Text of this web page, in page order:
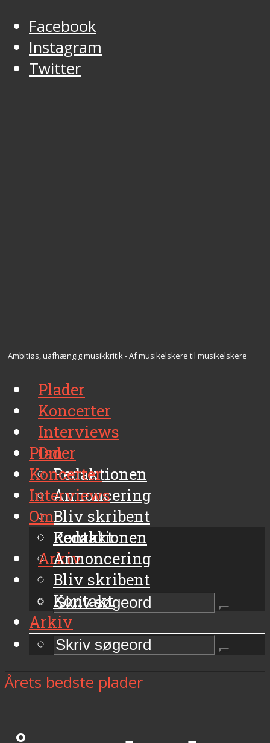
Facebook
Instagram
Twitter
Ambitiøs, uafhængig musikkritik - Af musikelskere til musikelskere
Plader
Koncerter
Interviews
Om
Redaktionen
Annoncering
Bliv skribent
Kontakt
Arkiv
Plader
Koncerter
Interviews
Om
Redaktionen
Annoncering
Bliv skribent
Kontakt
Arkiv
Årets bedste plader